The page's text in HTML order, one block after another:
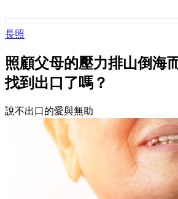
長照
照顧父母的壓力排山倒海
找到出口了嗎？
說不出口的愛與無助